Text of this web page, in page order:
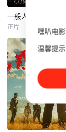
胁的双重逼迫下，
一家人必须想方设
法联手求生，打破
这间禁锢生命的困
局。
一般人物
马朕
周彦新
袁小道怀揣成为网
红的梦想创作短视
频，并与周小乙等
人组建了“红透半边
天”团队。然而团队
在发展过程中遭遇
了诸多矛盾与分
歧，幸得神秘大叔
一般人物
正片
嘿叭电
温馨提